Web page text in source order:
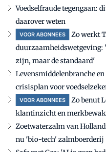
Voedselfraude tegengaan:
daarover weten
VOOR ABONNEES
Zo werkt
duurzaamheidswetgeving:
zijn, maar de standaard'
Levensmiddelenbranche
crisisplan voor
VOOR ABONNEES
Zo benut
klantinzicht en
Zoetwaterzalm van
nu 'bio-tech' zalmboerderij